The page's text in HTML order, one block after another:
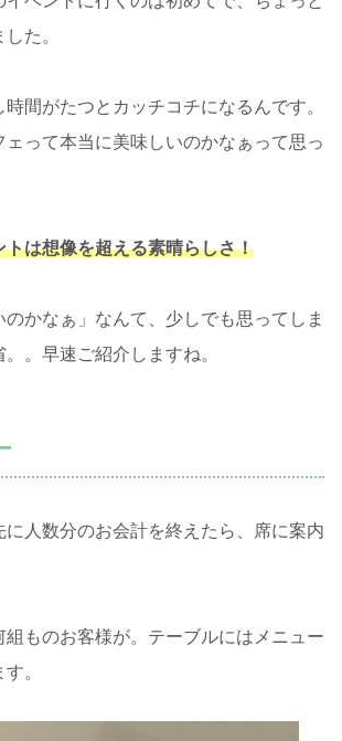
た。
間がたつとカッチコチになるんです。
って本当に美味しいのかなぁって思っ
トは想像を超える素晴らしさ！
のかなぁ」なんて、少しでも思ってしま
。早速ご紹介しますね。
に人数分のお会計を終えたら、席に案内
組ものお客様が。テーブルにはメニュー
。